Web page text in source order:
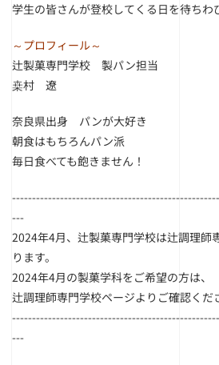
学生の皆さんが登校してくる日を待ちわ
～プロフィール～
辻製菓専門学校 製パン担当
桒村 遼
奈良県出身 パンが大好き
朝食はもちろんパン派
毎日食べても飽きません！
------------------------------
---
2024年4月、 辻製菓専門学校は辻調理師
ります。
2024年4月の製菓学科をご希望の方は、
辻調理師専門学校ページよりご確認くだ
------------------------------
---